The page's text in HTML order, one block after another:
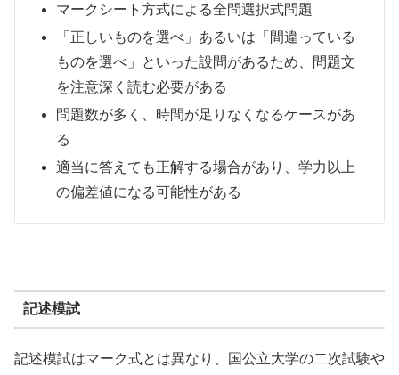
マークシート方式による全問選択式問題
「正しいものを選べ」あるいは「間違っている
ものを選べ」といった設問があるため、問題文
を注意深く読む必要がある
問題数が多く、時間が足りなくなるケースがあ
る
適当に答えても正解する場合があり、学力以上
の偏差値になる可能性がある
記述模試
記述模試はマーク式とは異なり、国公立大学の二次試験や